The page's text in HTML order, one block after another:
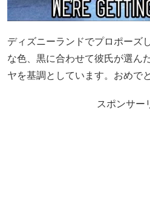
ディズニーランドでプロポーズ
な色、黒に合わせて彼氏が選ん
ヤを基調としています。おめで
スポンサー